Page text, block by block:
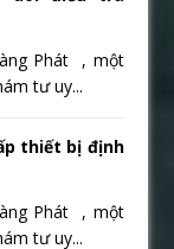
Phát , một
tư uy...
thiết bị định
Phát , một
tư uy...